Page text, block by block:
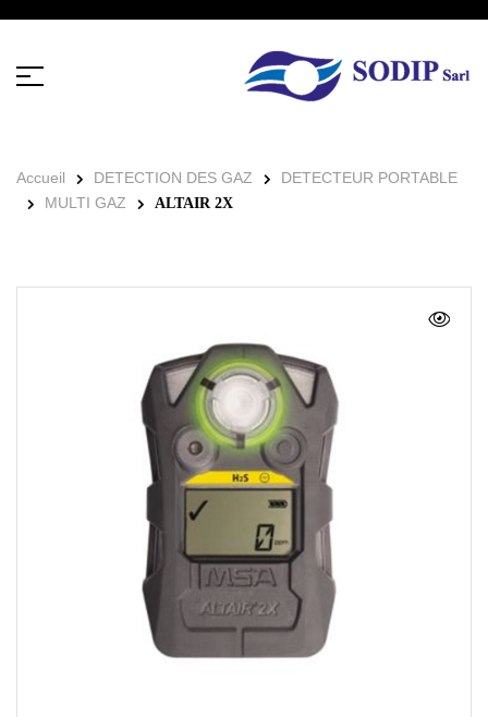
Accueil DETECTION DES GAZ
DETECTEUR PORTABLE
MULTI GAZ
ALTAIR 2X